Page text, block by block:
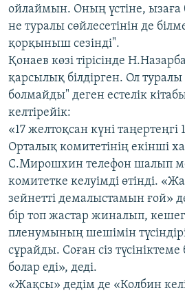
ойлаймын. Оның үстіне,
не туралы сөйлесетінін де
қорқыныш сезінді".
Қонаев көзі тірісінде
қарсылық білдірген. Ол
болмайды" деген естелік
келтірейік:
«17 желтоқсан күні
Орталық комитетінің екінші
С.Мирошхин телефон шалып
комитетке келуімді өтінді.
зейнетті демалыстамын ғой»
бір топ жастар жиналып,
пленумының шешімін
сұрайды. Соған сіз
болар еді», деді.
«Жақсы» дедім де «Колбин